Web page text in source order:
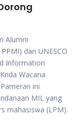
Alumni
dan UNESCO
Information
Wacana
ini
MIL yang
mahasiswa (LPM).